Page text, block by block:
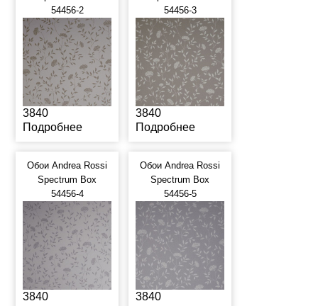
54456-2
3840
Подробнее
54456-3
3840
Подробнее
Обои Andrea Rossi
Spectrum Box
54456-4
3840
Обои Andrea Rossi
Spectrum Box
54456-5
3840